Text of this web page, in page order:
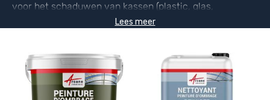
voor het schaduwen van kassen (plastic, glas,
polycarbonaat) en die dient om de beglazing
zware regenval aan het eind van de zomer of begin
herfst.
Lees meer